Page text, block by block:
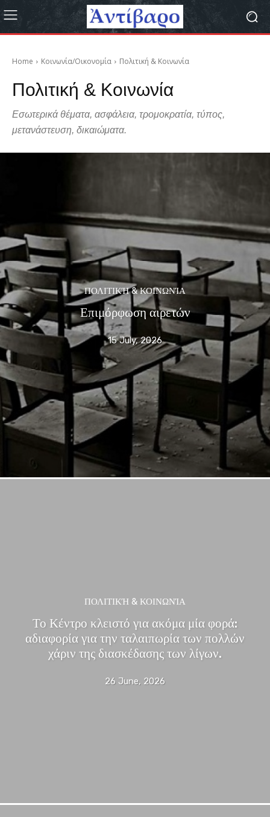
Home Κοινωνία/Οικονομία Πολιτική & Κοινωνία
Πολιτική & Κοινωνία
Εσωτερικά θέματα, ασφάλεια, τρομοκρατία, τύπος,
μετανάστευση, δικαιώματα.
ΠΟΛΙΤΙΚΉ & ΚΟΙΝΩΝΊΑ
Επιμόρφωση αιρετών
15 July, 2026
ΠΟΛΙΤΙΚΉ & ΚΟΙΝΩΝΊΑ
Το Κέντρο κλειστό για ακόμα μία φορά:
αδιαφορία για την ταλαιπωρία των πολλών
χάριν της διασκέδασης των λίγων.
26 June, 2026